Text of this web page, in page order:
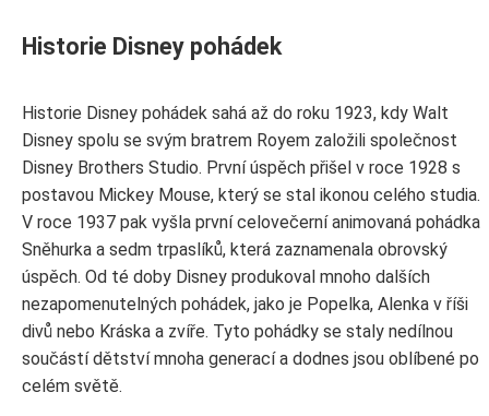
Historie Disney pohádek
Historie Disney pohádek sahá až do roku 1923, kdy Walt
Disney spolu se svým bratrem Royem založili společnost
Disney Brothers Studio. První úspěch přišel v roce 1928 s
postavou Mickey Mouse, který se stal ikonou celého studia.
V roce 1937 pak vyšla první celovečerní animovaná pohádka
Sněhurka a sedm trpaslíků, která zaznamenala obrovský
úspěch. Od té doby Disney produkoval mnoho dalších
nezapomenutelných pohádek, jako je Popelka, Alenka v říši
divů nebo Kráska a zvíře. Tyto pohádky se staly nedílnou
součástí dětství mnoha generací a dodnes jsou oblíbené po
celém světě.